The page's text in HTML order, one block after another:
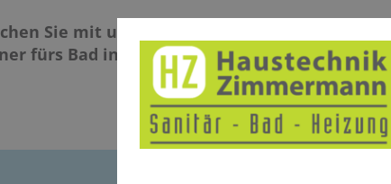
Sie mit uns und lassen Sie sich ganz
fürs Bad in Uetze-Dollbergen.